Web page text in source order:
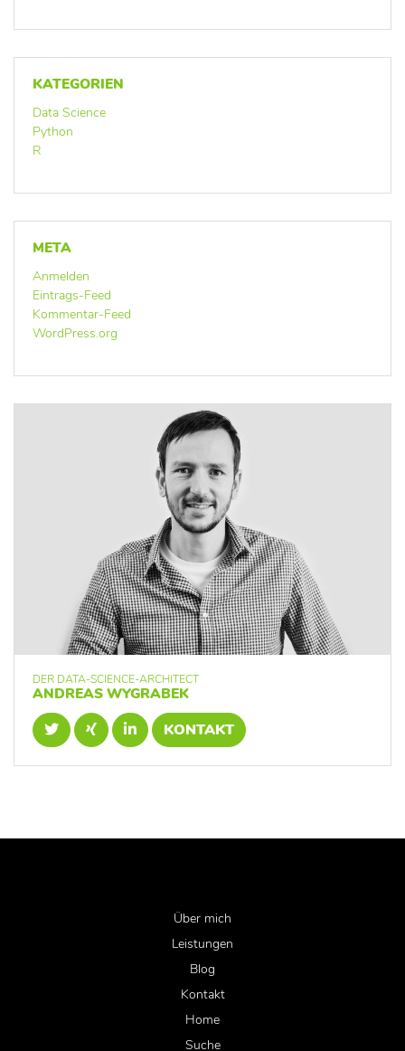
KATEGORIEN
Data Science
Python
R
META
Anmelden
Eintrags-Feed
Kommentar-Feed
WordPress.org
DER DATA-SCIENCE-ARCHITECT
ANDREAS WYGRABEK
KONTAKT
Über mich
Leistungen
Blog
Kontakt
Home
Suche